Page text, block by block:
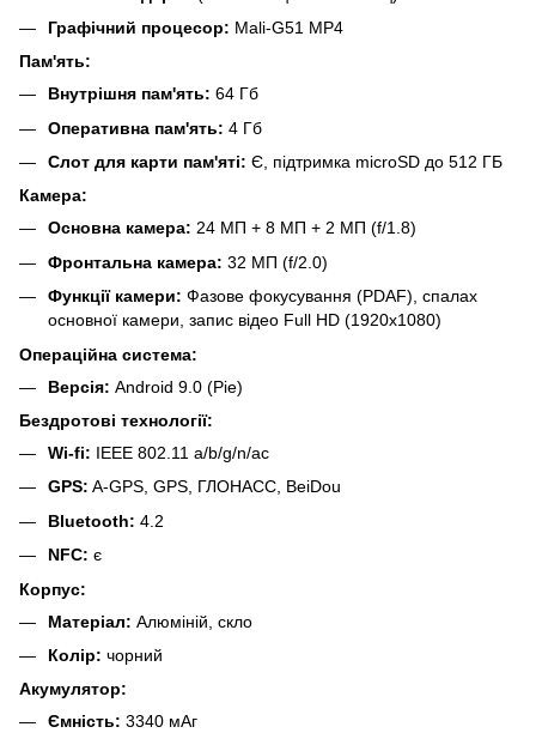
Графічний процесор: Mali-G51 MP4
Пам'ять:
Внутрішня пам'ять: 64 Гб
Оперативна пам'ять: 4 Гб
Слот для карти пам'яті: Є, підтримка microSD до 512 ГБ
Камера:
Основна камера: 24 МП + 8 МП + 2 МП (f/1.8)
Фронтальна камера: 32 МП (f/2.0)
Функції камери: Фазове фокусування (PDAF), спалах
основної камери, запис відео Full HD (1920x1080)
Операційна система:
Версія: Android 9.0 (Pie)
Бездротові технології:
Wi-fi: IEEE 802.11 a/b/g/n/ac
GPS: A-GPS, GPS, ГЛОНАСС, BeiDou
Bluetooth: 4.2
NFC: є
Корпус:
Матеріал: Алюміній, скло
Колір: чорний
Акумулятор:
Ємність: 3340 мАг